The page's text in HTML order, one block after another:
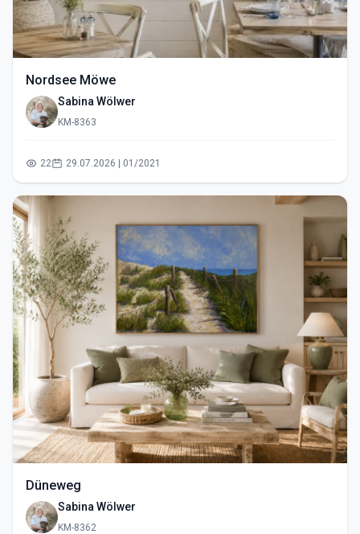
Nordsee Möwe
Sabina Wölwer
KM-8363
22 29.07.2026 | 01/2021
Düneweg
Sabina Wölwer
KM-8362